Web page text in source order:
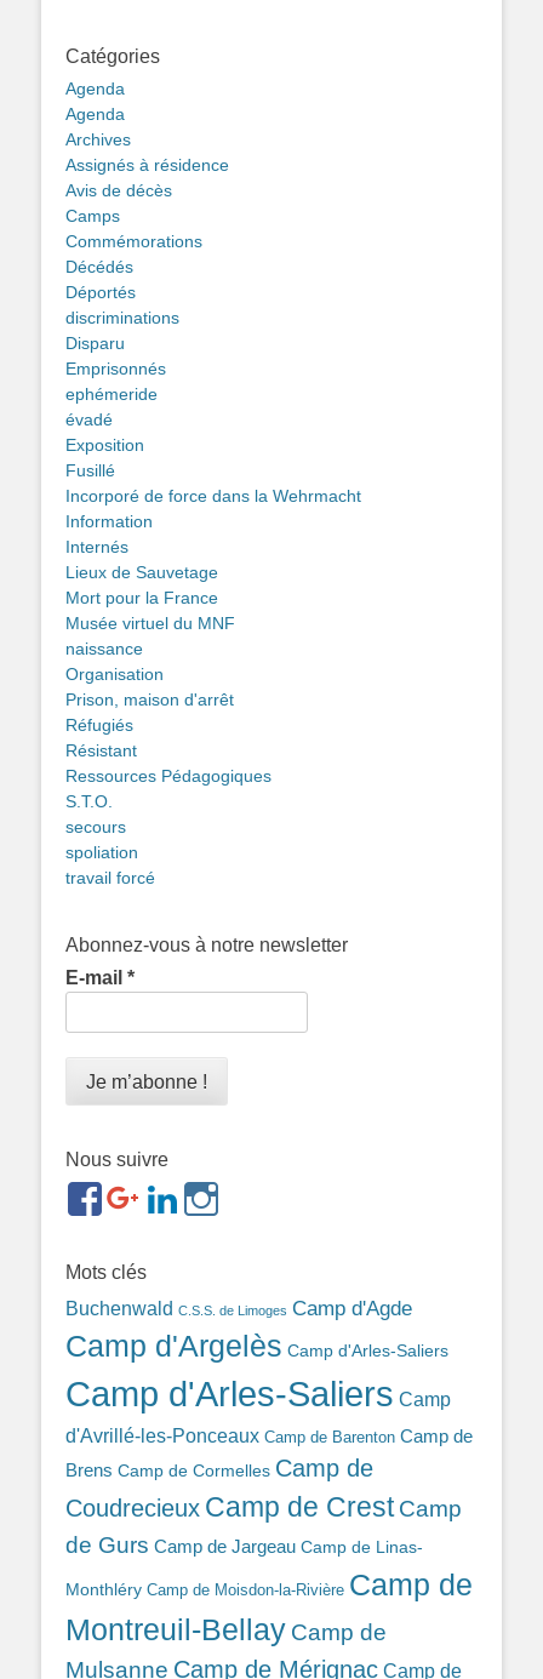
Catégories
Agenda
Agenda
Archives
Assignés à résidence
Avis de décès
Camps
Commémorations
Décédés
Déportés
discriminations
Disparu
Emprisonnés
ephémeride
évadé
Exposition
Fusillé
Incorporé de force dans la Wehrmacht
Information
Internés
Lieux de Sauvetage
Mort pour la France
Musée virtuel du MNF
naissance
Organisation
Prison, maison d'arrêt
Réfugiés
Résistant
Ressources Pédagogiques
S.T.O.
secours
spoliation
travail forcé
Abonnez-vous à notre newsletter
E-mail *
Nous suivre
https://www.facebook.com/groups/
ref=br_rs
https://plus.google.com/b/
https://www.linkedin.com/in/gigi-
bonin-
Mots clés
Buchenwald C.S.S. de Limoges Camp d'Agde
Camp d'Argelès Camp d'Arles-Saliers
Camp d'Arles-Saliers Camp
d'Avrillé-les-Ponceaux Camp de Barenton Camp de
Brens Camp de Cormelles Camp de
Coudrecieux Camp de Crest Camp
de Gurs Camp de Jargeau Camp de Linas-
Monthléry Camp de Moisdon-la-Rivière Camp de
Montreuil-Bellay Camp de
Mulsanne Camp de Mérignac Camp de